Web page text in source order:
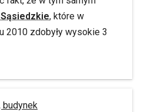
, które w
2010 zdobyły wysokie 3